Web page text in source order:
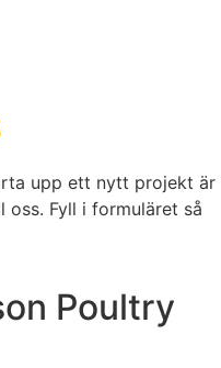
upp ett nytt projekt är
Fyll i formuläret så
Poultry